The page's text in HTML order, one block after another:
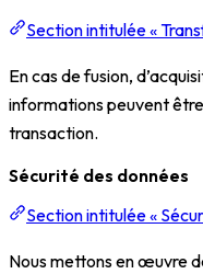
Section intitulée «
En cas de fusion,
informations peuvent
transaction.
Sécurité des données
Section intitulée «
Nous mettons en œuvre